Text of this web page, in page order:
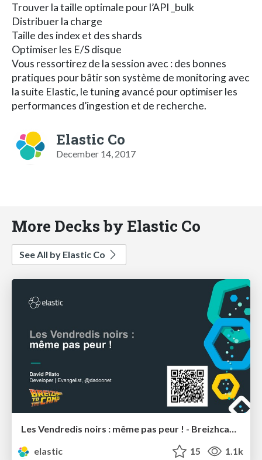
Trouver la taille optimale pour l’API _bulk
Distribuer la charge
Taille des index et des shards
Optimiser les E/S disque
Vous ressortirez de la session avec : des bonnes
pratiques pour bâtir son système de monitoring avec
la suite Elastic, le tuning avancé pour optimiser les
performances d’ingestion et de recherche.
Elastic Co
December 14, 2017
More Decks by Elastic Co
See All by Elastic Co
Les Vendredis noirs : même pas peur ! - Breizhcamp
elastic
15 1.1k